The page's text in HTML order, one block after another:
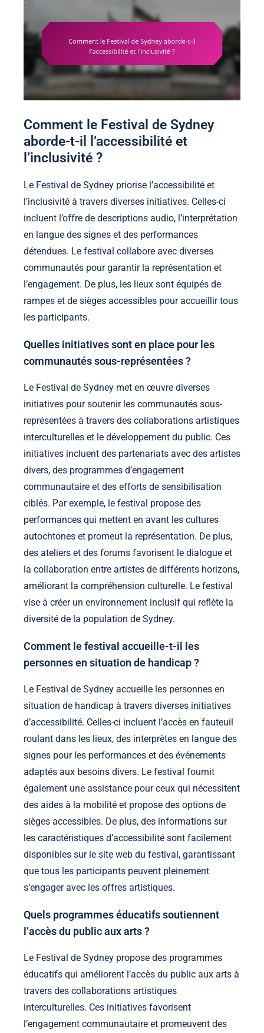
Comment le Festival de Sydney
aborde-t-il l’accessibilité et
l’inclusivité ?
Le Festival de Sydney priorise l’accessibilité et
l’inclusivité à travers diverses initiatives. Celles-ci
incluent l’offre de descriptions audio, l’interprétation
en langue des signes et des performances
détendues. Le festival collabore avec diverses
communautés pour garantir la représentation et
l’engagement. De plus, les lieux sont équipés de
rampes et de sièges accessibles pour accueillir tous
les participants.
Quelles initiatives sont en place pour les
communautés sous-représentées ?
Le Festival de Sydney met en œuvre diverses
initiatives pour soutenir les communautés sous-
représentées à travers des collaborations artistiques
interculturelles et le développement du public. Ces
initiatives incluent des partenariats avec des artistes
divers, des programmes d’engagement
communautaire et des efforts de sensibilisation
ciblés. Par exemple, le festival propose des
performances qui mettent en avant les cultures
autochtones et promeut la représentation. De plus,
des ateliers et des forums favorisent le dialogue et
la collaboration entre artistes de différents horizons,
améliorant la compréhension culturelle. Le festival
vise à créer un environnement inclusif qui reflète la
diversité de la population de Sydney.
Comment le festival accueille-t-il les
personnes en situation de handicap ?
Le Festival de Sydney accueille les personnes en
situation de handicap à travers diverses initiatives
d’accessibilité. Celles-ci incluent l’accès en fauteuil
roulant dans les lieux, des interprètes en langue des
signes pour les performances et des événements
adaptés aux besoins divers. Le festival fournit
également une assistance pour ceux qui nécessitent
des aides à la mobilité et propose des options de
sièges accessibles. De plus, des informations sur
les caractéristiques d’accessibilité sont facilement
disponibles sur le site web du festival, garantissant
que tous les participants peuvent pleinement
s’engager avec les offres artistiques.
Quels programmes éducatifs soutiennent
l’accès du public aux arts ?
Le Festival de Sydney propose des programmes
éducatifs qui améliorent l’accès du public aux arts à
travers des collaborations artistiques
interculturelles. Ces initiatives favorisent
l’engagement communautaire et promeuvent des